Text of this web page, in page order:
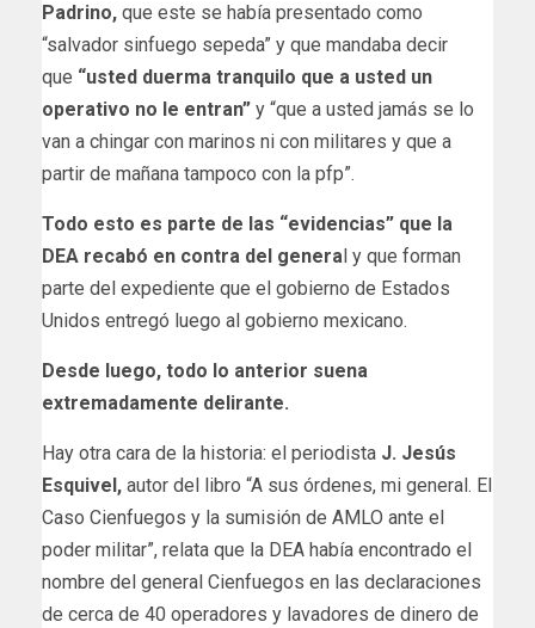
Padrino, que este se había presentado como
“salvador sinfuego sepeda” y que mandaba decir
que “usted duerma tranquilo que a usted un
operativo no le entran” y “que a usted jamás se lo
van a chingar con marinos ni con militares y que a
partir de mañana tampoco con la pfp”.
Todo esto es parte de las “evidencias” que la
DEA recabó en contra del genera l y que forman
parte del expediente que el gobierno de Estados
Unidos entregó luego al gobierno mexicano.
Desde luego, todo lo anterior suena
extremadamente delirante.
Hay otra cara de la historia: el periodista J. Jesús
Esquivel, autor del libro “A sus órdenes, mi general. El
Caso Cienfuegos y la sumisión de AMLO ante el
poder militar”, relata que la DEA había encontrado el
nombre del general Cienfuegos en las declaraciones
de cerca de 40 operadores y lavadores de dinero de